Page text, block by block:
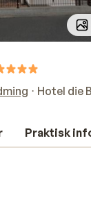
Hotel die
Praktisk